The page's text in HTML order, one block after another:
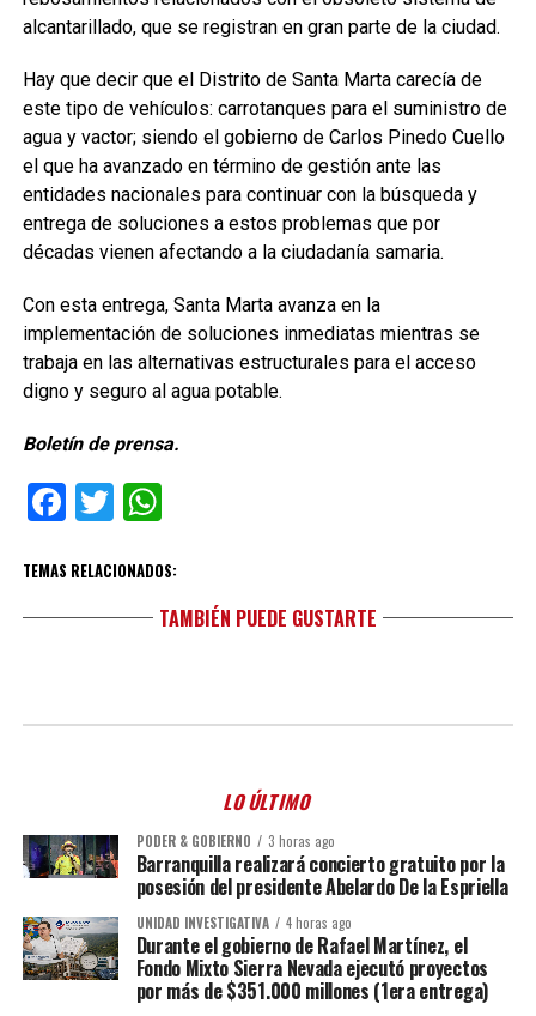
alcantarillado, que se registran en gran parte de la ciudad.
Hay que decir que el Distrito de Santa Marta carecía de
este tipo de vehículos: carrotanques para el suministro de
agua y vactor; siendo el gobierno de Carlos Pinedo Cuello
el que ha avanzado en término de gestión ante las
entidades nacionales para continuar con la búsqueda y
entrega de soluciones a estos problemas que por
décadas vienen afectando a la ciudadanía samaria.
Con esta entrega, Santa Marta avanza en la
implementación de soluciones inmediatas mientras se
trabaja en las alternativas estructurales para el acceso
digno y seguro al agua potable.
Boletín de prensa.
Facebook
TwitterWhatsApp
TEMAS RELACIONADOS:
TAMBIÉN PUEDE GUSTARTE
LO ÚLTIMO
PODER & GOBIERNO 3 horas ago
Barranquilla realizará concierto gratuito por la
posesión del presidente Abelardo De la Espriella
UNIDAD INVESTIGATIVA 4 horas ago
Durante el gobierno de Rafael Martínez, el
Fondo Mixto Sierra Nevada ejecutó proyectos
por más de $351.000 millones (1era entrega)